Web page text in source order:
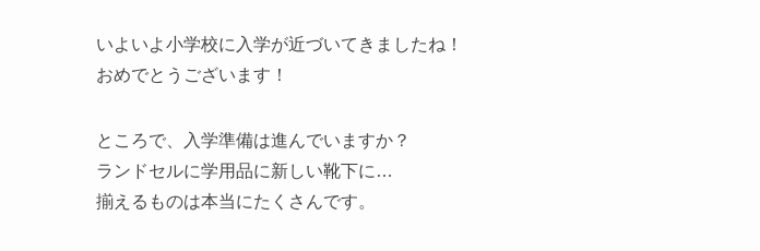
いよいよ小学校に入学が近づいてきましたね！
おめでとうございます！
ところで、入学準備は進んでいますか？
ランドセルに学用品に新しい靴下に…
揃えるものは本当にたくさんです。